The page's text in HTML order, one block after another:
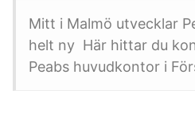
Mitt i Malmö utvecklar
helt ny Här hittar du
Peabs huvudkontor i